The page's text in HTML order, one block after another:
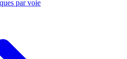
par voie